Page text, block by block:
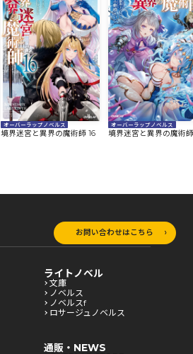
オーバーラップノベルス
境界迷宮と異界の魔術師 16
オーバーラップノベルス
境界迷宮と異界の魔術
お問い合わせはこちら
ライトノベル
文庫
ノベルス
ノベルスf
ロサージュノベルス
通販・NEWS